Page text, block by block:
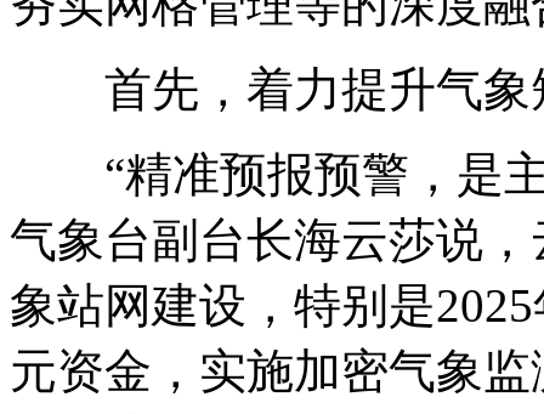
首先，着力提升气象
“精准预报预警，是主
气象台副台长海云莎说
象站网建设，特别是
元资金，实施加密气象